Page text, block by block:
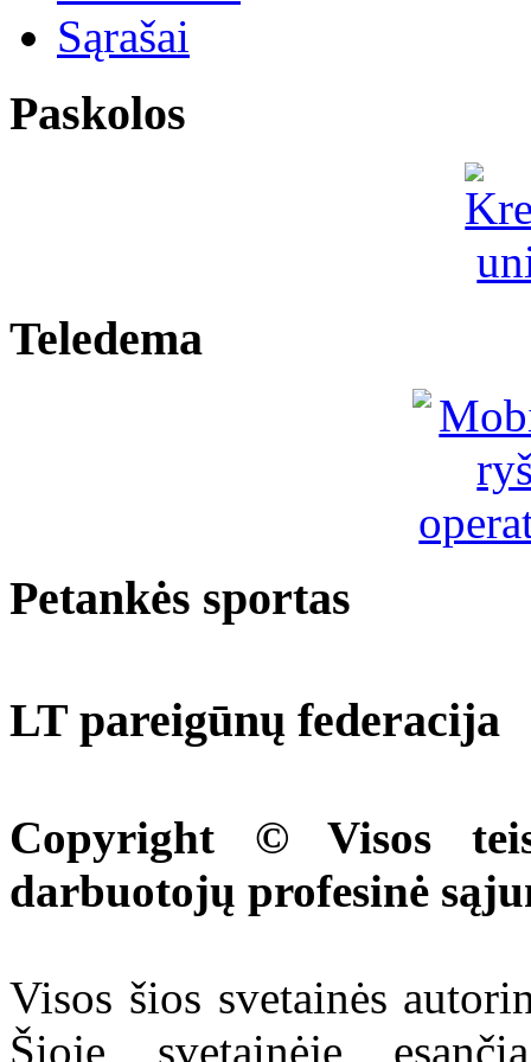
Sąrašai
Paskolos
Teledema
Petankės sportas
LT pareigūnų federacija
Copyright © Visos
darbuotojų profesinė
Visos šios svetainės
Šioje svetainėje